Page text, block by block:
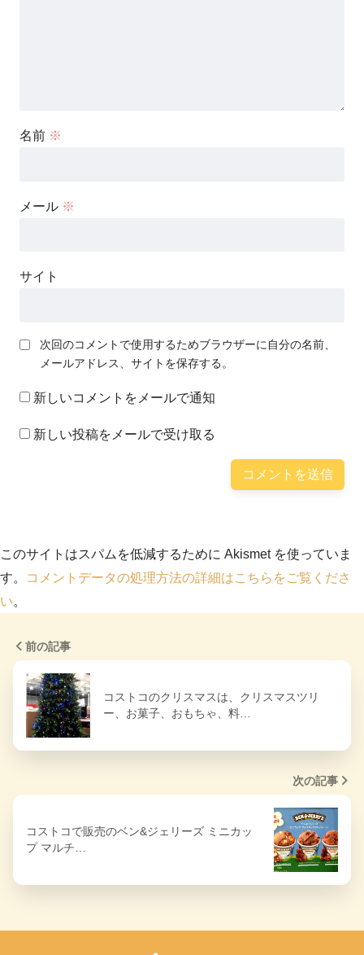
名前 ※
メール ※
サイト
次回のコメントで使用するためブラウザーに自分の名前、
メールアドレス、サイトを保存する。
新しいコメントをメールで通知
新しい投稿をメールで受け取る
このサイトはスパムを低減するために Akismet を使っていま
す。
コメントデータの処理方法の詳細はこちらをご覧くださ
い。
前の記事
コストコのクリスマスは、クリスマスツリ
ー、お菓子、おもちゃ、料…
次の記事
コストコで販売のベン&ジェリーズ ミニカッ
プ マルチ…